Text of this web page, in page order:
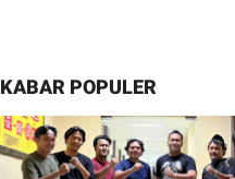
KABAR POPULER